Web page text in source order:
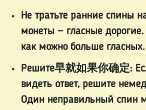
Не тратьте ранние спины
монеты — гласные
как можно больше гласных.
Решите早就如果你确定:
видеть ответ, решите
Один неправильный спин